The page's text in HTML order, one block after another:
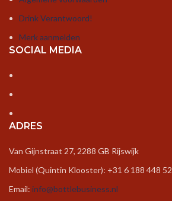
Drink Verantwoord!
Merk aanmelden
SOCIAL MEDIA
ADRES
Van Gijnstraat 27, 2288 GB Rijswijk
Mobiel (Quintin Klooster): +31 6 188 448 52
Email: info@bottlebusiness.nl